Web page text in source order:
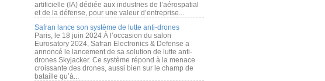
artificielle (IA) dédiée aux industries de l’aérospatial
et de la défense, pour une valeur d’entreprise...
Safran lance son système de lutte anti-drones
Paris, le 18 juin 2024 À l’occasion du salon
Eurosatory 2024, Safran Electronics & Defense a
annoncé le lancement de sa solution de lutte anti-
drones Skyjacker. Ce système répond à la menace
croissante des drones, aussi bien sur le champ de
bataille qu’à...